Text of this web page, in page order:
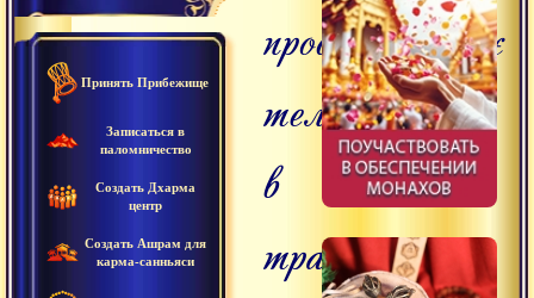
Принять Прибежище
Записаться в
паломничество
Создать Дхарма
центр
Создать Ашрам для
карма-санньяси
просветлённых
тел
в
традиции